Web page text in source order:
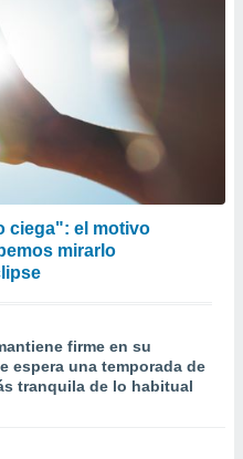
ciega": el motivo
mirarlo
firme en su
espera una temporada de
tranquila de lo habitual